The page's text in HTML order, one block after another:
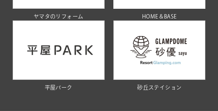
ヤマタのリフォーム HOME＆BASE
平屋パーク 砂丘ステイション